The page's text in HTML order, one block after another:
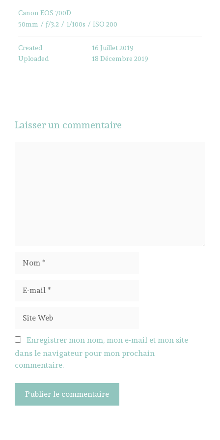
Canon EOS 700D
50mm / ƒ/3.2 / 1/100s / ISO 200
Created
16 Juillet 2019
Uploaded
18 Décembre 2019
Laisser un commentaire
mail
Web
Enregistrer mon nom, mon e-mail et mon site
dans le navigateur pour mon prochain
commentaire.